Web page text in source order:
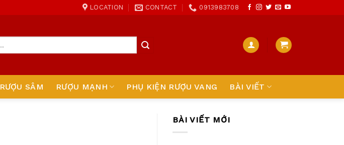
LOCATION CONTACT 0913983708
RƯỢU SÂM RƯỢU MẠNH PHỤ KIỆN RƯỢU VANG BÀI VIẾT
BÀI VIẾT MỚI